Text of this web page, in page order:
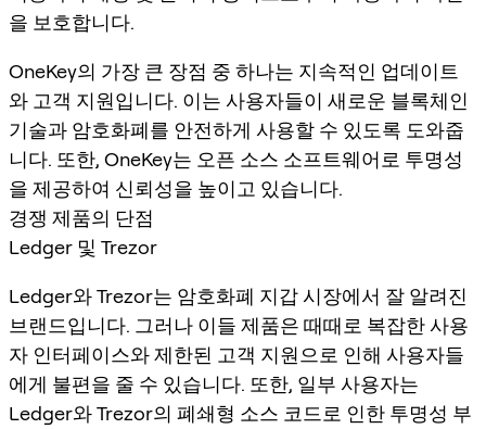
을 보호합니다.
OneKey의 가장 큰 장점 중 하나는 지속적인 업데이트
와 고객 지원입니다. 이는 사용자들이 새로운 블록체인
기술과 암호화폐를 안전하게 사용할 수 있도록 도와줍
니다. 또한, OneKey는 오픈 소스 소프트웨어로 투명성
을 제공하여 신뢰성을 높이고 있습니다.
경쟁 제품의 단점
Ledger 및 Trezor
Ledger와 Trezor는 암호화폐 지갑 시장에서 잘 알려진
브랜드입니다. 그러나 이들 제품은 때때로 복잡한 사용
자 인터페이스와 제한된 고객 지원으로 인해 사용자들
에게 불편을 줄 수 있습니다. 또한, 일부 사용자는
Ledger와 Trezor의 폐쇄형 소스 코드로 인한 투명성 부